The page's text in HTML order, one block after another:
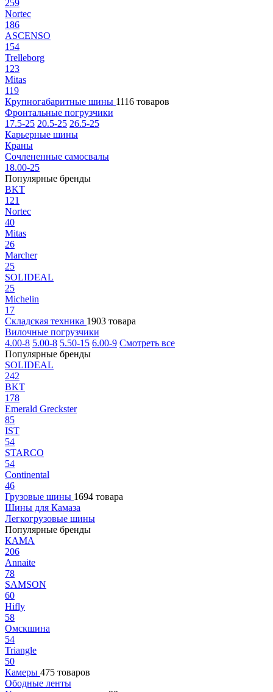
259
Nortec
186
ASCENSO
154
Trelleborg
123
Mitas
119
Крупногабаритные шины 1116 товаров
Фронтальные погрузчики
17.5-25 20.5-25 26.5-25
Карьерные шины
Краны
Сочлененные самосвалы
18.00-25
Популярные бренды
BKT
121
Nortec
40
Mitas
26
Marcher
25
SOLIDEAL
25
Michelin
17
Складская техника 1903 товара
Вилочные погрузчики
4.00-8 5.00-8 5.50-15 6.00-9 Смотреть все
Популярные бренды
SOLIDEAL
242
BKT
178
Emerald Greckster
85
IST
54
STARCO
54
Continental
46
Грузовые шины 1694 товара
Шины для Камаза
Легкогрузовые шины
Популярные бренды
КАМА
206
Annaite
78
SAMSON
60
Hifly
58
Омскшина
54
Triangle
50
Камеры 475 товаров
Ободные ленты